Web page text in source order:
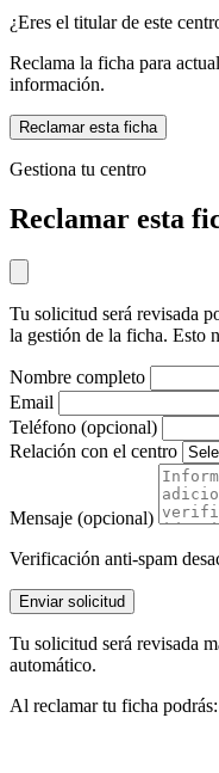
¿Eres el titular de este
Reclama la ficha para
información.
Reclamar esta ficha
Gestiona tu centro
Reclamar esta
Tu solicitud será revisada
la gestión de la ficha. Esto
Nombre completo
Email
Teléfono (opcional)
Relación con el centro
Mensaje (opcional)
Verificación anti-spam
Enviar solicitud
Tu solicitud será revisada
automático.
Al reclamar tu ficha podrás: